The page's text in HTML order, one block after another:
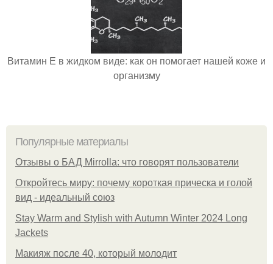
Витамин Е в жидком виде: как он помогает нашей коже и
организму
Популярные материалы
Отзывы о БАД Mirrolla: что говорят пользователи
Откройтесь миру: почему короткая прическа и голой
вид - идеальный союз
Stay Warm and Stylish with Autumn Winter 2024 Long
Jackets
Макияж после 40, который молодит